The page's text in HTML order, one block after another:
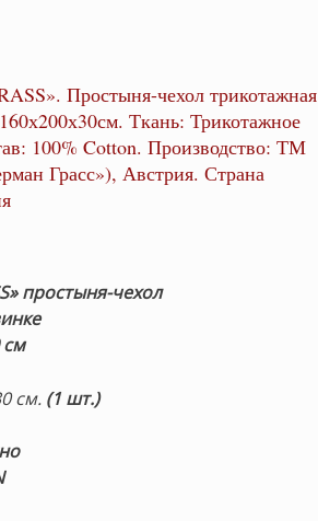
Простыня-чехол трикотажная
Ткань: Трикотажное
100% Cotton. Производство: ТМ
Грасс»), Австрия. Страна
простыня-чехол
см
см. (1 шт.)